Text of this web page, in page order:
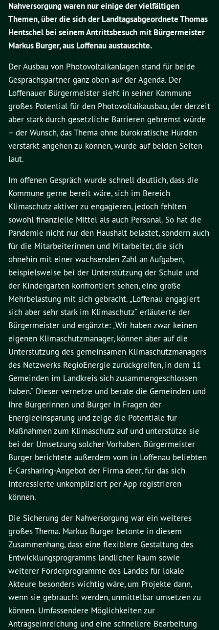
Nahversorgung waren nur einige der vielfältigen
Themen, über die sich der Landtagsabgeordnete Thomas
Hentschel bei seinem Antrittsbesuch mit Bürgermeister
Markus Burger, aus Loffenau austauschte.
Der Ausbau von Photovoltaikanlagen stand für beide
Gesprächspartner ganz oben auf der Agenda. Der
Loffenauer Bürgermeister sieht in seiner Kommune
großes Potential für den Photovoltaikausbau, der derzeit
aber stark durch gesetzliche Barrieren gebremst würde
– der Wunsch, das Thema ohne bürokratische Hürden
verstärkt angehen zu können, wurde auf beiden Seiten
laut.
Im offenen Gespräch wurde schnell deutlich, dass die
Kommune gerne bereit wäre, sich im Bereich
Klimaschutz aktiver zu engagieren, jedoch fehlten
sowohl finanzielle Mittel als auch Personal. So hat die
Pandemie nicht nur den Haushalt belastet, sondern auch
für die Mitarbeiterinnen und Mitarbeiter, die sich
ohnehin mit einer wachsenden Zahl an Aufgaben,
beispielsweise bei der Unterstützung der Schule und
der Kindergärten konfrontiert sehen, eine große
Mehrbelastung mit sich gebracht. „Loffenau engagiert
sich aber sehr stark im Klimaschutz“ erläuterte der
Bürgermeister und ergänzte: „Wir haben zwar keinen
eigenen Klimaschutzmanager, können aber auf die
Unterstützung des gemeinsamen Klimaschutzmanagers
des Netzwerks RegioEnergie zurückgreifen, in dem 11
Gemeinden im Landkreis sich zusammengeschlossen
haben.“ Dieser vernetze und berate die Gemeinden und
Ihre Bürgerinnen und Bürger in Fragen der
Energieeinsparung und zeige die Potentiale für
Maßnahmen zum Klimaschutz auf und unterstütze sie
bei der Umsetzung solcher Vorhaben. Bürgermeister
Burger berichtete außerdem vom in Loffenau beliebten
E-Carsharing-Angebot der Firma deer, für das sich
Interessierte unkompliziert per App registrieren
können.
Die Sicherung der Nahversorgung war ein weiteres
großes Thema. Markus Burger betonte in diesem
Zusammenhang, dass eine flexiblere Gestaltung des
Entwicklungsprogramms ländlicher Raum sowie
weiterer Förderprogramme des Landes für lokale
Akteure besonders wichtig wäre, um Projekte dann,
wenn sie gebraucht werden, unmittelbar umsetzen zu
können. Umfassendere Möglichkeiten zur
Antragseinreichung und eine schnellere Bearbeitung